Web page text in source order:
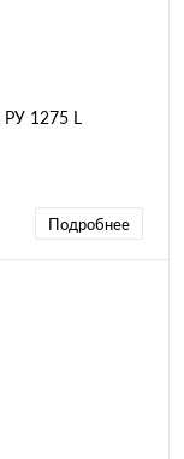
РУ 1275 L
Подробнее